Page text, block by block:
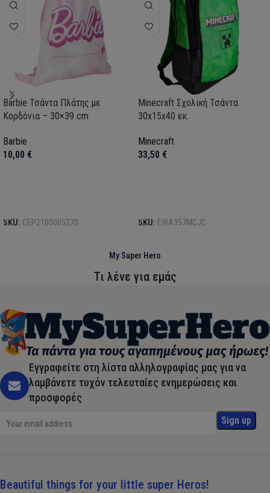
Barbie Τσάντα Πλάτης με
Κορδόνια – 30×39 cm
Barbie
10,00 €
SKU: CEP2100005270
Minecraft Σχολική Τσάντα
30x15x40 εκ.
Minecraft
33,50 €
SKU: EWA357MCJC
My Super Hero
Τι λένε για εμάς
Εγγραφείτε στη λίστα αλληλογραφίας μας για να
λαμβάνετε τυχόν τελευταίες ενημερώσεις και
προσφορές
Beautiful things for your little super Heros!